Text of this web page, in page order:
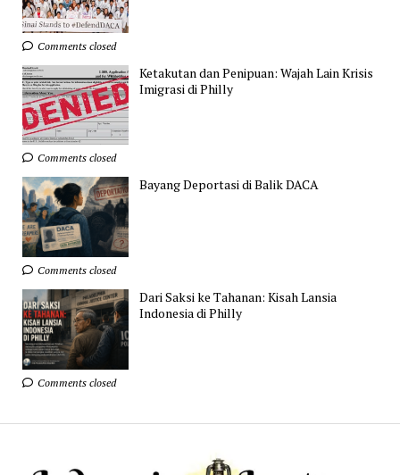
Comments closed
Ketakutan dan Penipuan: Wajah Lain Krisis
Imigrasi di Philly
Comments closed
Bayang Deportasi di Balik DACA
Comments closed
Dari Saksi ke Tahanan: Kisah Lansia
Indonesia di Philly
Comments closed